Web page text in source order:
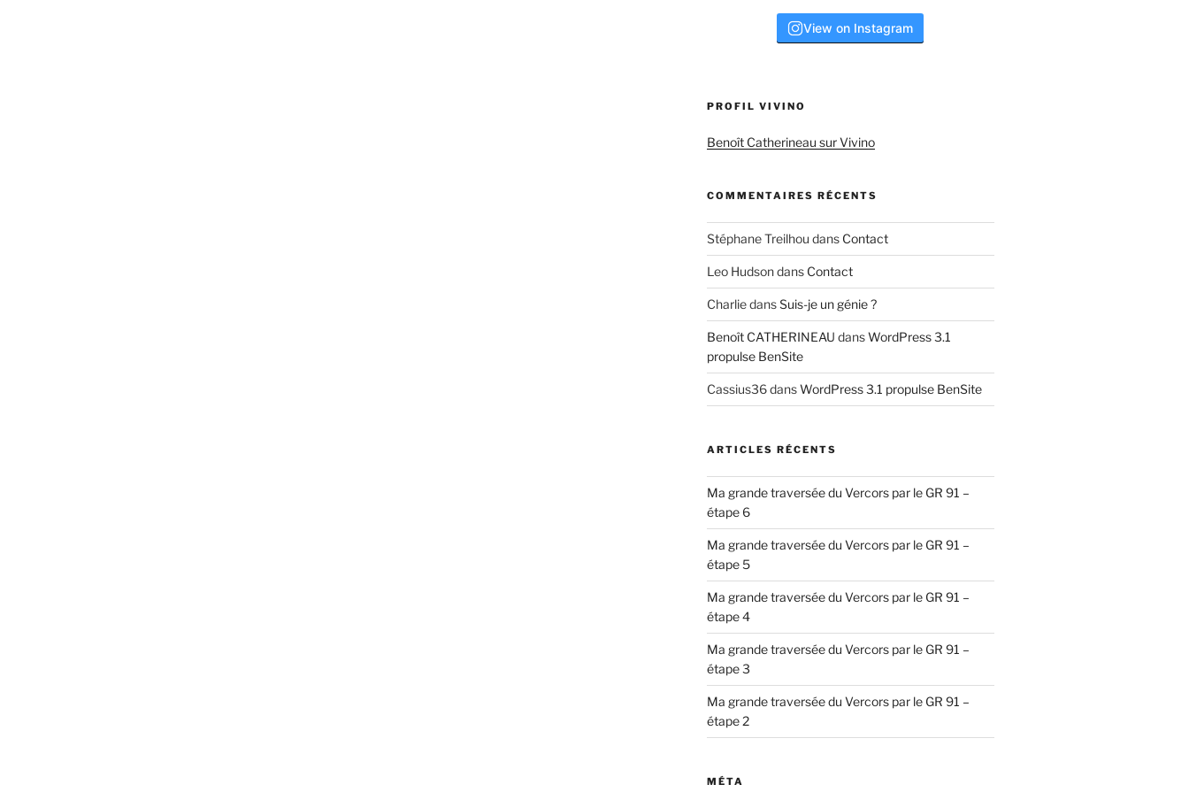
View on Instagram
PROFIL VIVINO
Benoît Catherineau sur Vivino
COMMENTAIRES RÉCENTS
Stéphane Treilhou dans Contact
Leo Hudsondans Contact
CharliedansSuis-je un génie ?
Benoît CATHERINEAU dansWordPress 3.1
propulse BenSite
Cassius36dansWordPress 3.1 propulse BenSite
ARTICLES RÉCENTS
Ma grande traversée du Vercors par le GR 91 –
étape 6
Ma grande traversée du Vercors par le GR 91 –
étape 5
Ma grande traversée du Vercors par le GR 91 –
étape 4
Ma grande traversée du Vercors par le GR 91 –
étape 3
Ma grande traversée du Vercors par le GR 91 –
étape 2
MÉTA